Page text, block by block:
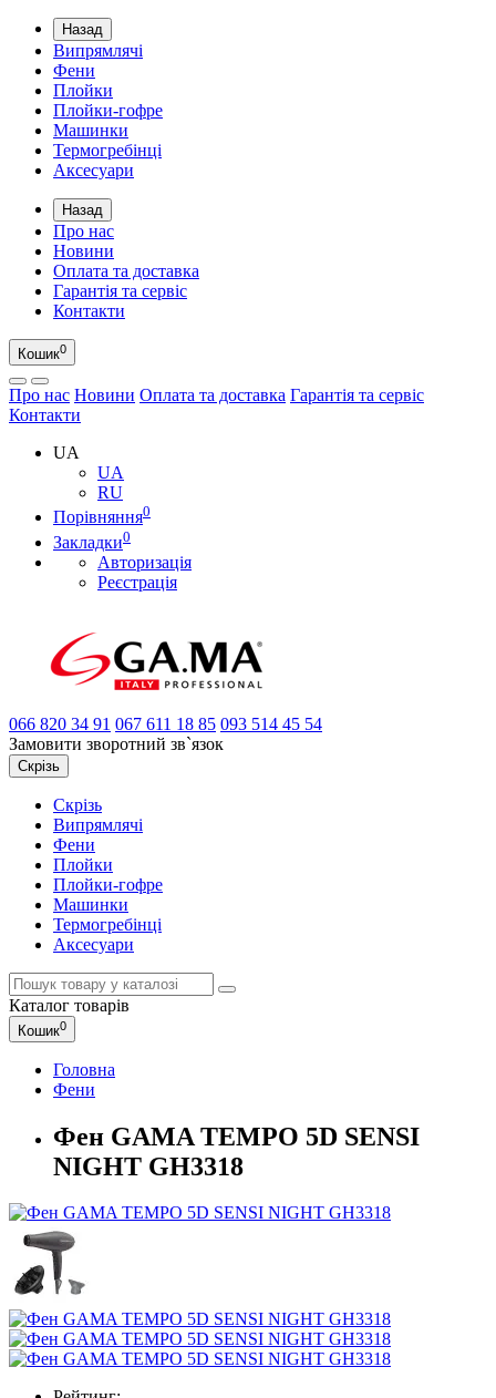
Назад
Випрямлячі
Фени
Плойки
Плойки-гофре
Машинки
Термогребінці
Аксесуари
Назад
Про нас
Новини
Оплата та доставка
Гарантія та сервіс
Контакти
Кошик0
Про нас Новини Оплата та доставка Гарантія та сервіс
Контакти
UA
UA
RU
Порівняння0
Закладки0
Авторизація
Реєстрація
066 820 34 91 067 611 18 85 093 514 45 54
Замовити зворотний зв`язок
Скрізь
Скрізь
Випрямлячі
Фени
Плойки
Плойки-гофре
Машинки
Термогребінці
Аксесуари
Каталог товарів
Кошик0
Головна
Фени
Фен GAMA TEMPO 5D SENSI
NIGHT GH3318